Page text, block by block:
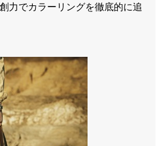
力でカラーリングを徹底的に追